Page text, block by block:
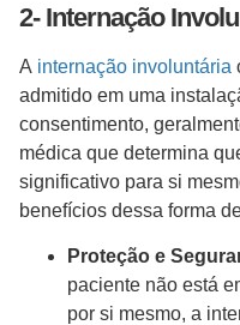
2- Internação
A internação involuntária
admitido em uma
consentimento,
médica que determina
significativo para si
benefícios dessa forma
Proteção e
paciente não está
por si mesmo, a